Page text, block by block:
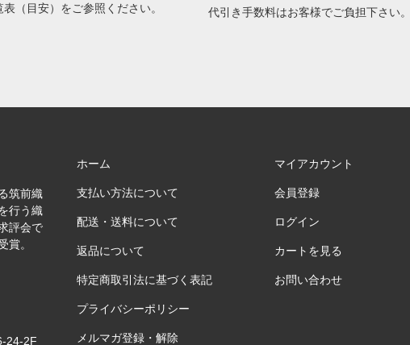
（目安） をご参照ください。
代引き手数料はお客様でご負担下さい。
筑前織
行う織
評会で
賞。
24-2F
ホーム
支払い方法について
配送・送料について
返品について
特定商取引法に基づく表記
プライバシーポリシー
メルマガ登録・解除
マイアカウント
会員登録
ログイン
カートを見る
お問い合わせ